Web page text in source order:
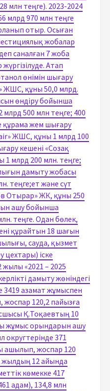
млн теңге). 2023-2024
млрд 970 млн теңге
отыр. Осыған
жобалар
деп саналған 7 жоба
Атап
өнімін шығару
ЖШС, құны 50,0 млрд.
өндіру бойынша
500 млн теңге; 400
құрама жем шығару
ЖШС, құны 1 млрд 100
кешені «Созақ
1 млрд 200 млн. теңге;
дамыту жобасы
теңге;ет және сүт
Отырар» ЖК, құны 250
ашу бойынша
теңге. Одан бөлек,
құрайтын 18 шағын
сауда, қызмет
цехтары) іске
«2021 – 2025
дамыту жөніндегі
азамат жұмыспен
120,2 пайызға
Қ.Тоқаевтың 10
жұмыс орындарын ашу
округтерінде 371
ашылып, жоспар 120
жылдың 12 айында
көмекке 417
адам), 134,8 млн